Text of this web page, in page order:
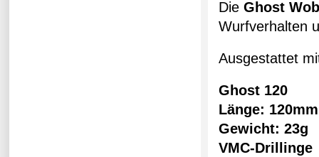
Die Ghost
Wurfverhalten
Ausgestattet
Ghost 120
Länge: 120mm
Gewicht: 23g
VMC-Drillinge